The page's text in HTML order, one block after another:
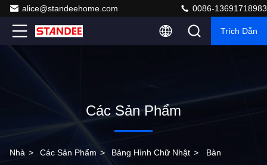
alice@standeehome.com 0086-13691718983
Trích Dẫn
Các Sản Phẩm
Nhà > Các Sản Phẩm > Bảng Hình Chữ Nhật > Bàn